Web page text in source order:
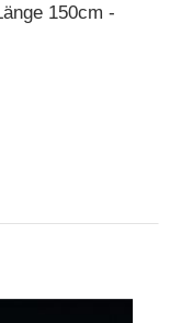
150cm -